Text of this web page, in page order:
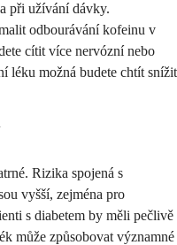
při užívání dávky.
odbourávání kofeinu v
cítit více nervózní nebo
léku možná budete chtít snížit
Rizika spojená s
vyšší, zejména pro
s diabetem by měli pečlivě
může způsobovat významné